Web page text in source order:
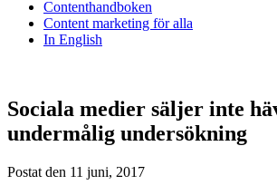
Contenthandboken
Content marketing för alla
In English
Sociala medier säljer inte
undermålig undersökning
Postat den 11 juni, 2017